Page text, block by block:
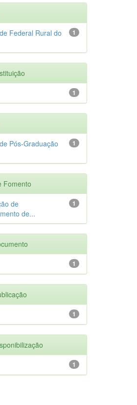
1
Federal Rural do
1
1
Pós-Graduação
Fomento
1
de
de...
1
1
1